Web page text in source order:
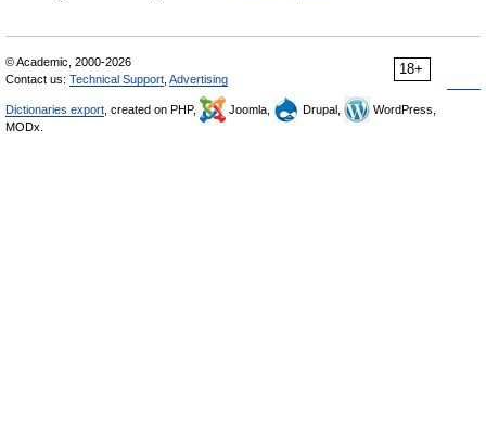
18+
© Academic, 2000-2026
Contact us: Technical Support Advertising
Dictionaries export , created on PHP, Joomla, Drupal,
WordPress,
MODx.